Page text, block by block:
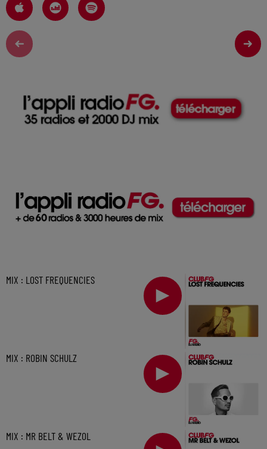
MIX : LOST FREQUENCIES
MIX : ROBIN SCHULZ
MIX : MR BELT & WEZOL